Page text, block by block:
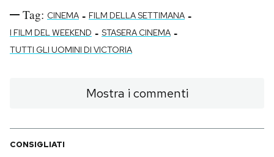
Tag: CINEMA - FILM DELLA SETTIMANA -
I FILM DEL WEEKEND - STASERA CINEMA -
TUTTI GLI UOMINI DI VICTORIA
Mostra i commenti
CONSIGLIATI